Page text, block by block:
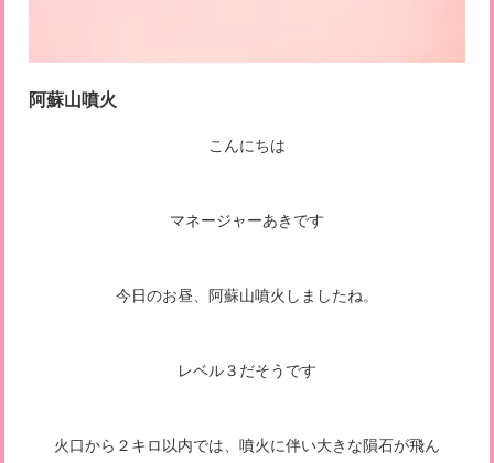
阿蘇山噴火
こんにちは
マネージャーあきです
今日のお昼、阿蘇山噴火しましたね。
レベル３だそうです
火口から２キロ以内では、噴火に伴い大きな隕石が飛ん